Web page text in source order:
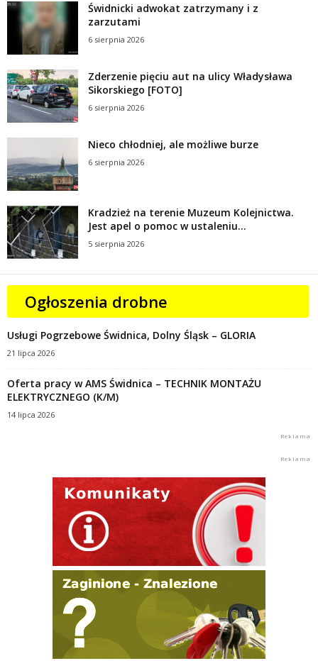
Świdnicki adwokat zatrzymany i z
zarzutami
6 sierpnia 2026
Zderzenie pięciu aut na ulicy Władysława
Sikorskiego [FOTO]
6 sierpnia 2026
Nieco chłodniej, ale możliwe burze
6 sierpnia 2026
Kradzież na terenie Muzeum Kolejnictwa.
Jest apel o pomoc w ustaleniu...
5 sierpnia 2026
Ogłoszenia drobne
Usługi Pogrzebowe Świdnica, Dolny Śląsk – GLORIA
21 lipca 2026
Oferta pracy w AMS Świdnica – TECHNIK MONTAŻU
ELEKTRYCZNEGO (K/M)
14 lipca 2026